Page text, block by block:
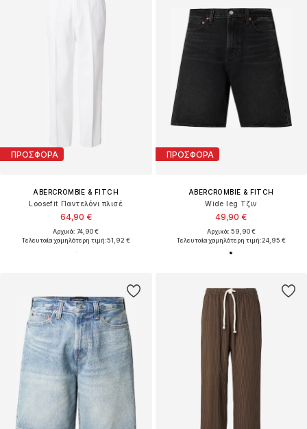
ΠΡΟΣΦΟΡΑ
ABERCROMBIE & FITCH
Loosefit Παντελόνι πλισέ
64,90 €
Αρχικά: 74,90 €
Τελευταία χαμηλότερη τιμή:51,92 €
ΠΡΟΣΦΟΡΑ
ABERCROMBIE & FITCH
Wide leg Τζιν
49,90 €
Αρχικά: 59,90 €
Τελευταία χαμηλότερη τιμή:24,95 €